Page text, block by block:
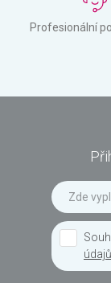
Profesionální
údajů